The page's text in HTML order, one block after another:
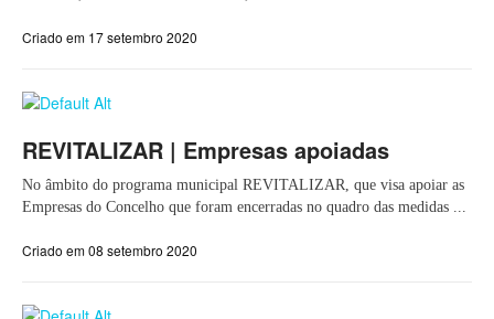
Criado em 17 setembro 2020
REVITALIZAR | Empresas apoiadas
No âmbito do programa municipal REVITALIZAR, que visa apoiar as
Empresas do Concelho que foram encerradas no quadro das medidas ...
Criado em 08 setembro 2020